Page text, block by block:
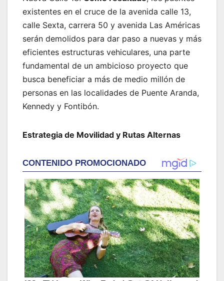
existentes en el cruce de la avenida calle 13,
calle Sexta, carrera 50 y avenida Las Américas
serán demolidos para dar paso a nuevas y más
eficientes estructuras vehiculares, una parte
fundamental de un ambicioso proyecto que
busca beneficiar a más de medio millón de
personas en las localidades de Puente Aranda,
Kennedy y Fontibón.
Estrategia de Movilidad y Rutas Alternas